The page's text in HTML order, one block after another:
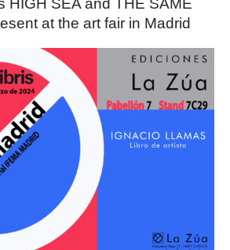
HIGH SEA and THE SAME
at the art fair in Madrid